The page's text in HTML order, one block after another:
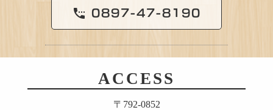
settings_phone 0897-47-8190
ACCESS
〒792-0852